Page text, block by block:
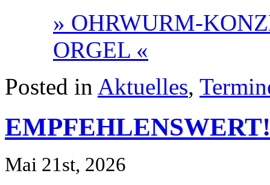
» OHRWURM-
ORGEL «
Posted in Aktuelles,
EMPFEHLENSWERT!
Mai 21st, 2026